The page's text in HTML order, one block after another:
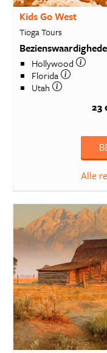
Kids Go West
Tioga Tours
Hollywood
Florida
Utah
23
Alle